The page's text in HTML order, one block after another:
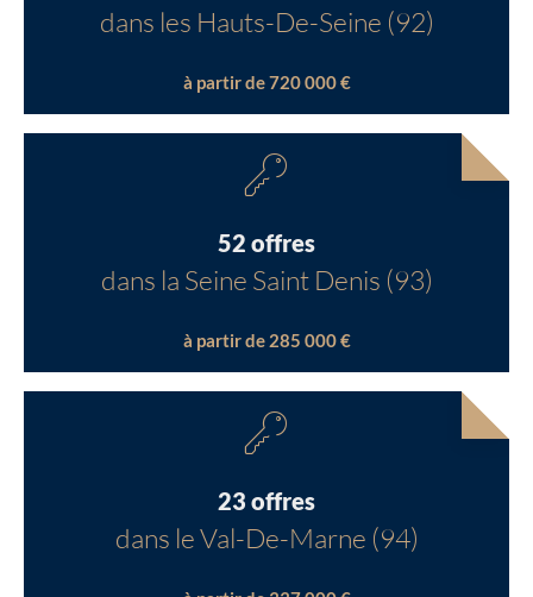
dans les Hauts-De-Seine (92)
à partir de 720 000 €
52 offres
dans la Seine Saint Denis (93)
à partir de 285 000 €
23 offres
dans le Val-De-Marne (94)